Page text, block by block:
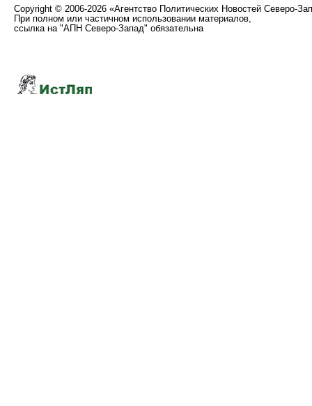
Copyright © 2006-2026 «Агентство Политических Новостей Северо-
При полном или частичном использовании материалов,
ссылка на "АПН Северо-Запад" обязательна